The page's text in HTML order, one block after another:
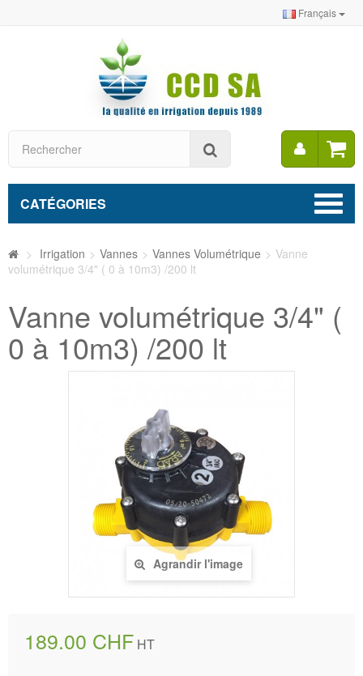
Français
Mon
CATÉGORIES
> Irrigation > Vannes > Vannes Volumétrique > Vanne
volumétrique 3/4" ( 0 à 10m3) /200 lt
Vanne volumétrique 3/4" (
0 à 10m3) /200 lt
Agrandir l'image
189.00 CHF HT